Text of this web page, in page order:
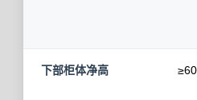
下部柜体净高